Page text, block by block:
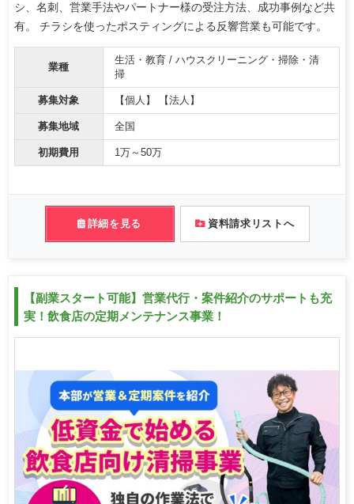
シ、名刺、営業手法やパートナー様の受注方法、成功事例など共
有。 チラシを使ったポスティングによる反響営業も可能です。
業種
生活・教育 / ハウスクリーニング・掃除・清
掃
募集対象 【個人】 【法人】
募集地域 全国
初期費用 1万～50万
詳細を見る 資料請求リストへ
【副業スタート可能】営業代行・案件紹介のサポートも充
実！飲食店の定期メンテナンス事業！